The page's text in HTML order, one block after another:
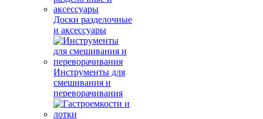
Доски разделочные
и аксессуары
Инструменты для
смешивания и
переворачивания